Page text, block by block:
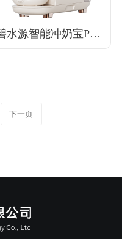
碧水源智能冲奶宝PD75DP1
了解详情
下一页